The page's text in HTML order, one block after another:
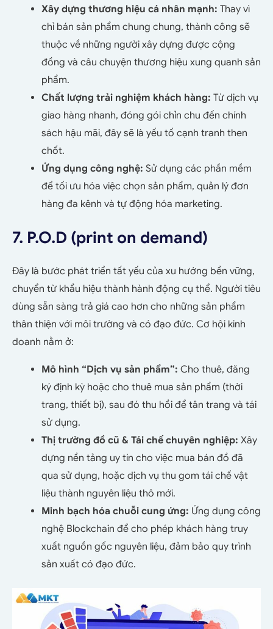
Xây dựng thương hiệu cá nhân mạnh: Thay vì
chỉ bán sản phẩm chung chung, thành công sẽ
thuộc về những người xây dựng được cộng
đồng và câu chuyện thương hiệu xung quanh sản
phẩm.
Chất lượng trải nghiệm khách hàng: Từ dịch vụ
giao hàng nhanh, đóng gói chỉn chu đến chính
sách hậu mãi, đây sẽ là yếu tố cạnh tranh then
chốt.
Ứng dụng công nghệ: Sử dụng các phần mềm
để tối ưu hóa việc chọn sản phẩm, quản lý đơn
hàng đa kênh và tự động hóa marketing.
7. P.O.D (print on demand)
Đây là bước phát triển tất yếu của xu hướng bền vững,
chuyển từ khẩu hiệu thành hành động cụ thể. Người tiêu
dùng sẵn sàng trả giá cao hơn cho những sản phẩm
thân thiện với môi trường và có đạo đức. Cơ hội kinh
doanh nằm ở:
Mô hình “Dịch vụ sản phẩm”: Cho thuê, đăng
ký định kỳ hoặc cho thuê mua sản phẩm (thời
trang, thiết bị), sau đó thu hồi để tân trang và tái
sử dụng.
Thị trường đồ cũ & Tái chế chuyên nghiệp: Xây
dựng nền tảng uy tín cho việc mua bán đồ đã
qua sử dụng, hoặc dịch vụ thu gom tái chế vật
liệu thành nguyên liệu thô mới.
Minh bạch hóa chuỗi cung ứng: Ứng dụng công
nghệ Blockchain để cho phép khách hàng truy
xuất nguồn gốc nguyên liệu, đảm bảo quy trình
sản xuất có đạo đức.